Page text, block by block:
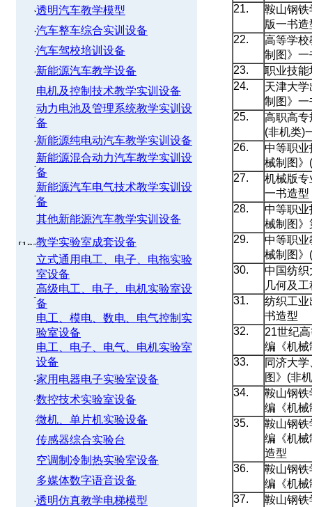
透明汽车教学模型
汽车整车综合实训设备
汽车驾校培训设备
新能源汽车教学设备
电机及控制技术教学实训设备
动力电池及管理系统教学实训设
备
新能源纯电动汽车教学实训设备
新能源混合动力汽车教学实训设
备
新能源汽车电气技术教学实训设
备
其他新能源汽车教学实训设备
教学实验室成套设备
立式通用电工、电子、电拖实验
室设备
高级电工、电子、电机实验室设
备
电工、模电、数电、电气控制实
验室设备
电工、电子、电气、电机实验室
设备
家用电器电子实验室设备
数控技术实验室设备
微机、单片机实验设备
传感器综合实验台
空调制冷制热实验室设备
多媒体数字语音设备
透明仿真教学电梯模型
21.
鞍山钢铁
版一书造
22.
高等学校
制图》一
23.
职业技能
24.
天津大
制图》一
25.
高职高专
(非机类)
26.
中等职业
械制图》
27.
机械版专
一书造型
28.
中等职业
械制图》
29.
中等职业
械制图》
30.
中国纺织
几何及
31.
纺织工业
书造型
32.
21世纪
编《机械
33.
同济大
图》(非
34.
鞍山钢铁
编《机械
35.
鞍山钢铁
编《机械
造型
36.
鞍山钢铁
编《机械
37.
鞍山钢铁